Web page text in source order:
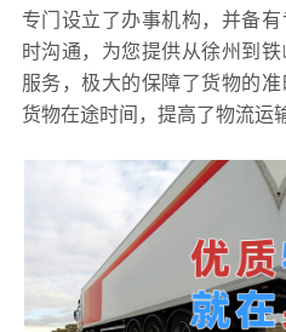
专门设立了办事机构，并备
时沟通，为您提供从徐州到
服务，极大的保障了货物的
货物在途时间，提高了物流运